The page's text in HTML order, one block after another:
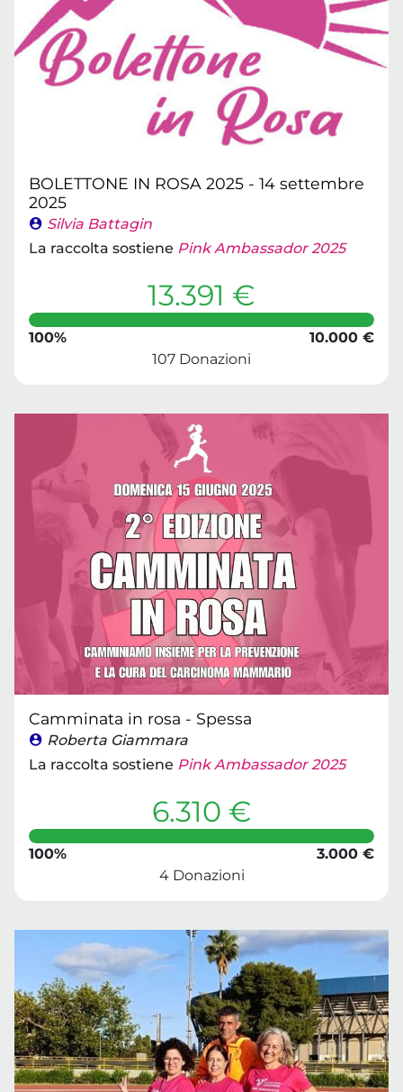
BOLETTONE IN ROSA 2025 - 14 settembre
2025
Silvia Battagin
La raccolta sostiene Pink Ambassador 2025
13.391 €
100%
10.000 €
107 Donazioni
Camminata in rosa - Spessa
Roberta Giammara
La raccolta sostiene Pink Ambassador 2025
6.310 €
100%
3.000 €
4 Donazioni